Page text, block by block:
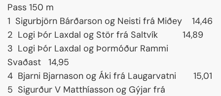
Pass 150 m
1 Sigurbjörn Bárðarson og Neisti frá Miðey 14,46
2 Logi Þór Laxdal og Stör frá Saltvík 14,89
3 Logi Þór Laxdal og Þormóður Rammi
Svaðast 14,95
4 Bjarni Bjarnason og Áki frá Laugarvatni 15,01
5 Sigurður V Matthíasson og Gýjar frá